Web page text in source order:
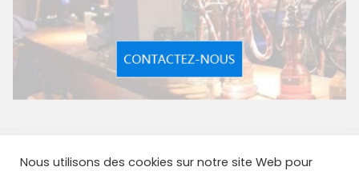
Nous utilisons des cookies sur notre site Web pour